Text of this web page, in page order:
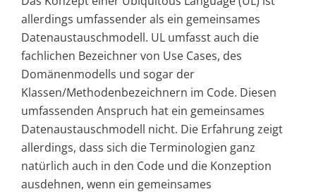
allerdings umfassender als ein gemeinsames
Datenaustauschmodell. UL umfasst auch die
fachlichen Bezeichner von Use Cases, des
Domänenmodells und sogar der
Klassen/Methodenbezeichnern im Code. Diesen
umfassenden Anspruch hat ein gemeinsames
Datenaustauschmodell nicht. Die Erfahrung zeigt
allerdings, dass sich die Terminologien ganz
natürlich auch in den Code und die Konzeption
ausdehnen, wenn ein gemeinsames